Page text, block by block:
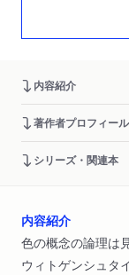
内容紹介
著作者プロフィール
シリーズ・関連本
内容紹介
色の概念の論理は
ウィトゲンシュタ